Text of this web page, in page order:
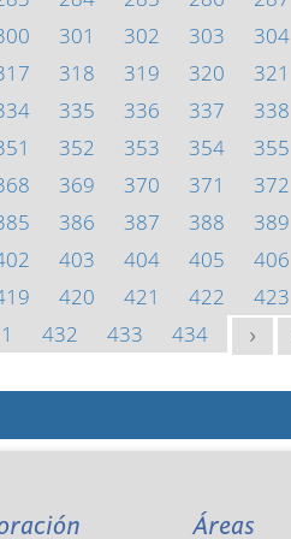
301 302 303 304
318 319 320 321
335 336 337 338
352 353 354 355
369 370 371 372
386 387 388 389
403 404 405 406
420 421 422 423
432 433 434 >
Áreas